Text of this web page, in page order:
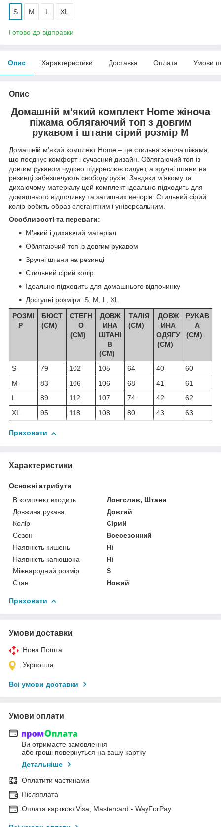
S M L XL
Готово до відправки
Опис Характеристики Доставка Оплата Умови
Опис
Домашній м'який комплект Home жіноча
піжама облягаючий топ з довгим
рукавом і штани сірий розмір M
Домашній м’який комплект Home – це стильна жіноча піжама,
що поєднує комфорт і сучасний дизайн. Облягаючий топ із
довгим рукавом чудово підкреслює силует, а зручні штани на
резинці забезпечують свободу рухів. Завдяки м’якому та
дихаючому матеріалу цей комплект ідеально підходить для
домашнього відпочинку та затишних вечорів. Стильний сірий
колір робить образ елегантним і універсальним.
Особливості та переваги:
М’який і дихаючий матеріал
Облягаючий топ із довгим рукавом
Зручні штани на резинці
Стильний сірий колір
Ідеально підходить для домашнього відпочинку
Доступні розміри: S, M, L, XL
РОЗМІ
Р
БЮСТ
(СМ)
СТЕГН
О
(СМ)
ДОВЖ
ИНА
ШТАНІ
В
(СМ)
ТАЛІЯ
(СМ)
ДОВЖ
ИНА
ОДЯГУ
(СМ)
РУКАВ
А
(СМ)
S 79 102 105 64 40
60
M
83 106 106 68 41
61
L
89 112 107 74 42
62
XL
95 118 108 80 43 63
Приховати
Характеристики
Основні атрибути
В комплект входить
Лонгслив, Штани
Довжина рукава
Довгий
Колір
Сірий
Сезон
Всесезонний
Наявність кишень
Ні
Наявність капюшона
Ні
Міжнародний розмір
S
Стан
Новий
Приховати
Умови доставки
Нова Пошта
Укрпошта
Всі умови доставки
Умови оплати
Ви отримаєте замовлення
або гроші повернуться на вашу картку
Детальніше
Оплатити частинами
Післяплата
Оплата карткою Visa, Mastercard - WayForPay